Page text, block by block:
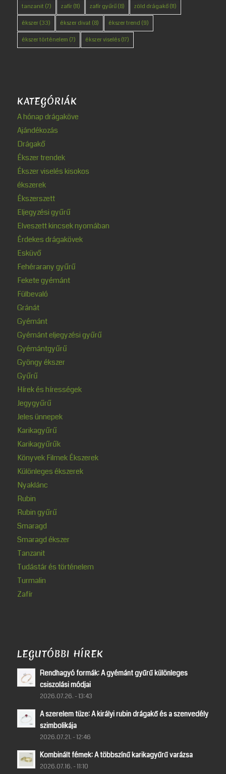
tanzanit (7) zafír(11) zafír gyűrű(8) zöld drágakő(11)
ékszer(33) ékszer divat (8) ékszer trend (9)
ékszer történelem (7) ékszer viselés(17)
KATEGÓRIÁK
A hónap drágaköve
Ajándékozás
Drágakő
Ékszer trendek
Ékszer viselés kisokos
ékszerek
Ékszerszett
Eljegyzési gyűrű
Elveszett kincsek nyomában
Érdekes drágakövek
Esküvő
Fehérarany gyűrű
Fekete gyémánt
Fülbevaló
Gránát
Gyémánt
Gyémánt eljegyzési gyűrű
Gyémántgyűrű
Gyöngy ékszer
Gyűrű
Hírek és hírességek
Jegygyűrű
Jeles ünnepek
Karikagyűrű
Karikagyűrűk
Könyvek Filmek Ékszerek
Különleges ékszerek
Nyaklánc
Rubin
Rubin gyűrű
Smaragd
Smaragd ékszer
Tanzanit
Tudástár és történelem
Turmalin
Zafír
LEGUTÓBBI HÍREK
Rendhagyó formák: A gyémánt gyűrű különleges
csiszolási módjai
2026.07.26. - 13:43
A szerelem tüze: A királyi rubin drágakő és a szenvedély
szimbolikája
2026.07.21. - 12:46
Kombinált fémek: A többszínű karikagyűrű varázsa
2026.07.16. - 11:10